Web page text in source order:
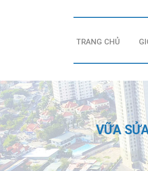
TRANG CHỦ
VỮA